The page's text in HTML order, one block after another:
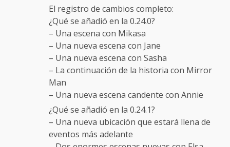
El registro de cambios completo:
¿Qué se añadió en la 0.24.0?
– Una escena con Mikasa
– Una nueva escena con Jane
– Una nueva escena con Sasha
– La continuación de la historia con Mirror
Man
– Una nueva escena candente con Annie
¿Qué se añadió en la 0.24.1?
– Una nueva ubicación que estará llena de
eventos más adelante